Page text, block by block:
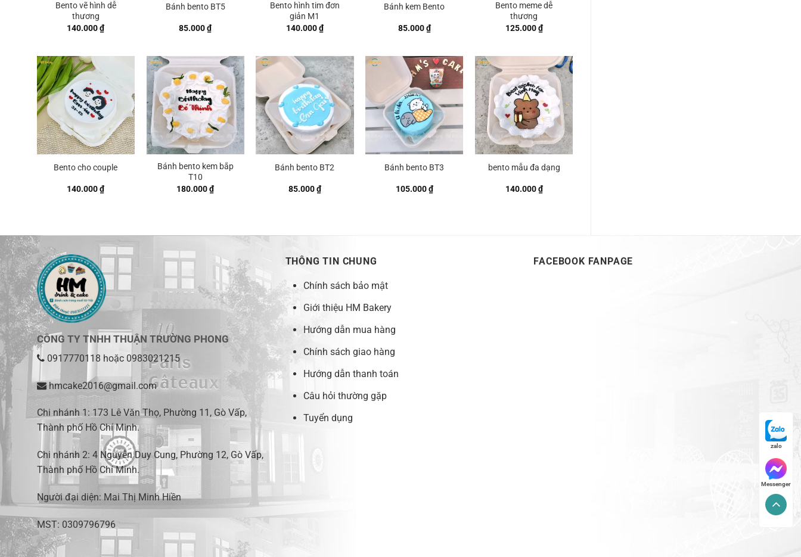
Bento vẽ hình dễ
thương
140.000₫
Bánh bento BT5
85.000₫
Bento hình tim đơn
giản M1
140.000₫
Bánh kem Bento
85.000₫
Bento meme dễ
thương
125.000₫
Bento cho couple
140.000₫
Bánh bento kem bắp
T10
180.000₫
Bánh bento BT2
85.000₫
Bánh bento BT3
105.000₫
bento mẫu đa dạng
140.000₫
CÔNG TY TNHH THUẬN TRƯỜNG PHONG
0917770118 hoặc 0983021215
hmcake2016@gmail.com
Chi nhánh 1: 173 Lê Văn Thọ, Phường 11, Gò Vấp,
Thành phố Hồ Chí Minh.
Chi nhánh 2: 4 Nguyễn Duy Cung, Phường 12, Gò Vấp,
Thành phố Hồ Chí Minh.
Người đại diện: Mai Thị Minh Hiền
MST: 0309796796
THÔNG TIN CHUNG
Chính sách bảo mật
Giới thiệu HM Bakery
Hướng dẫn mua hàng
Chính sách giao hàng
Hướng dẫn thanh toán
Câu hỏi thường gặp
Tuyển dụng
FACEBOOK FANPAGE
zalo
Messenger